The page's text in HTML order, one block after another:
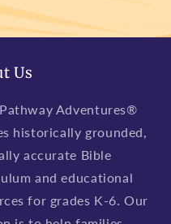
Us
Adventures®
historically grounded,
accurate Bible
and educational
for grades K-6. Our